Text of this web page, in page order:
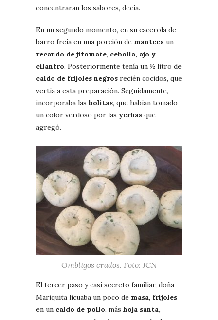
concentraran los sabores, decía.
En un segundo momento, en su cacerola de
barro freía en una porción de manteca un
recaudo de jitomate, cebolla, ajo y
cilantro. Posteriormente tenía un ½ litro de
caldo de frijoles negros recién cocidos, que
vertía a esta preparación. Seguidamente,
incorporaba las bolitas, que habían tomado
un color verdoso por las yerbas que
agregó.
Ombligos crudos. Foto: JCN
El tercer paso y casi secreto familiar, doña
Mariquita licuaba un poco de masa, frijoles
en un caldo de pollo, más hoja santa,